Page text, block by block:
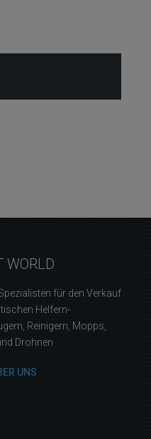
WORLD
für den Verkauf
Helfern-
Reinigern, Mopps,
Drohnen
UNS